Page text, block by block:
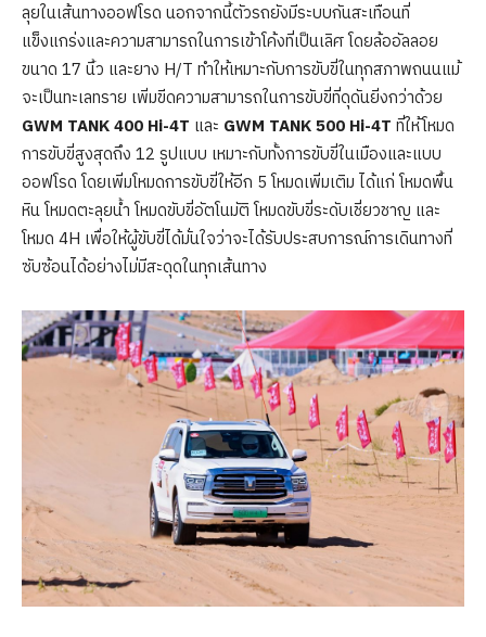
ลุยในเส้นทางออฟโรด นอกจากนี้ตัวรถยังมีระบบกันสะเทือนที่
แข็งแกร่งและความสามารถในการเข้าโค้งที่เป็นเลิศ โดยล้ออัลลอย
ขนาด 17 นิ้ว และยาง H/T ทำให้เหมาะกับการขับขี่ในทุกสภาพถนนแม้
จะเป็นทะเลทราย เพิ่มขีดความสามารถในการขับขี่ที่ดุดันยิ่งกว่าด้วย
GWM TANK400 Hi-4T และ GWM TANK500 Hi-4T ที่ให้โหมด
การขับขี่สูงสุดถึง 12 รูปแบบ เหมาะกับทั้งการขับขี่ในเมืองและแบบ
ออฟโรด โดยเพิ่มโหมดการขับขี่ให้อีก 5 โหมดเพิ่มเติม ได้แก่ โหมดพื้น
หิน โหมดตะลุยน้ำ โหมดขับขี่อัตโนมัติ โหมดขับขี่ระดับเชี่ยวชาญ และ
โหมด 4H เพื่อให้ผู้ขับขี่ได้มั่นใจว่าจะได้รับประสบการณ์การเดินทางที่
ซับซ้อนได้อย่างไม่มีสะดุดในทุกเส้นทาง